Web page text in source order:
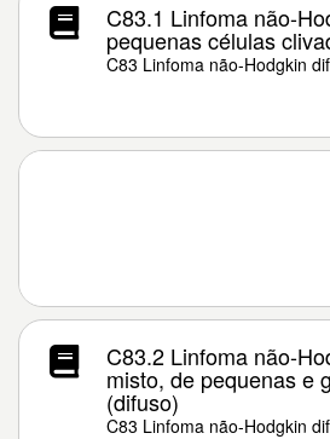
C83.1 Linfoma não-
pequenas células
C83 Linfoma não-Hodgkin
C83.2 Linfoma não-
misto, de pequenas e
(difuso)
C83 Linfoma não-Hodgkin